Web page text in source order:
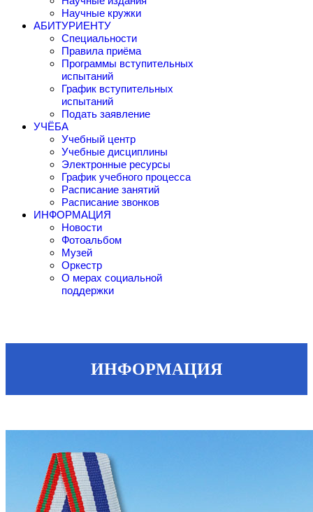
Научные кружки
АБИТУРИЕНТУ
Специальности
Правила приёма
Программы вступительных
испытаний
График вступительных
испытаний
Подать заявление
УЧЁБА
Учебный центр
Учебные дисциплины
Электронные ресурсы
График учебного процесса
Расписание занятий
Расписание звонков
ИНФОРМАЦИЯ
Новости
Фотоальбом
Музей
Оркестр
О мерах социальной
поддержки
ИНФОРМАЦИЯ